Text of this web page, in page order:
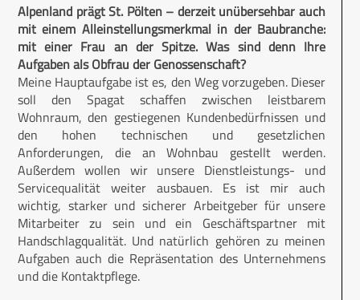
Alpenland prägt St. Pölten – derzeit unübersehbar auch
mit einem Alleinstellungsmerkmal in der Baubranche:
mit einer Frau an der Spitze. Was sind denn Ihre
Aufgaben als Obfrau der Genossenschaft?
Meine Hauptaufgabe ist es, den Weg vorzugeben. Dieser
soll den Spagat schaffen zwischen leistbarem
Wohnraum, den gestiegenen Kundenbedürfnissen und
den hohen technischen und gesetzlichen
Anforderungen, die an Wohnbau gestellt werden.
Außerdem wollen wir unsere Dienstleistungs- und
Servicequalität weiter ausbauen. Es ist mir auch
wichtig, starker und sicherer Arbeitgeber für unsere
Mitarbeiter zu sein und ein Geschäftspartner mit
Handschlagqualität. Und natürlich gehören zu meinen
Aufgaben auch die Repräsentation des Unternehmens
und die Kontaktpflege.